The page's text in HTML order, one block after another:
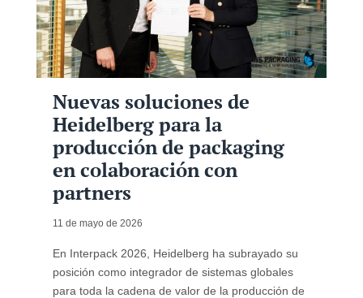
Nuevas soluciones de
Heidelberg para la
producción de packaging
en colaboración con
partners
11 de mayo de 2026
En Interpack 2026, Heidelberg ha subrayado su
posición como integrador de sistemas globales
para toda la cadena de valor de la producción de